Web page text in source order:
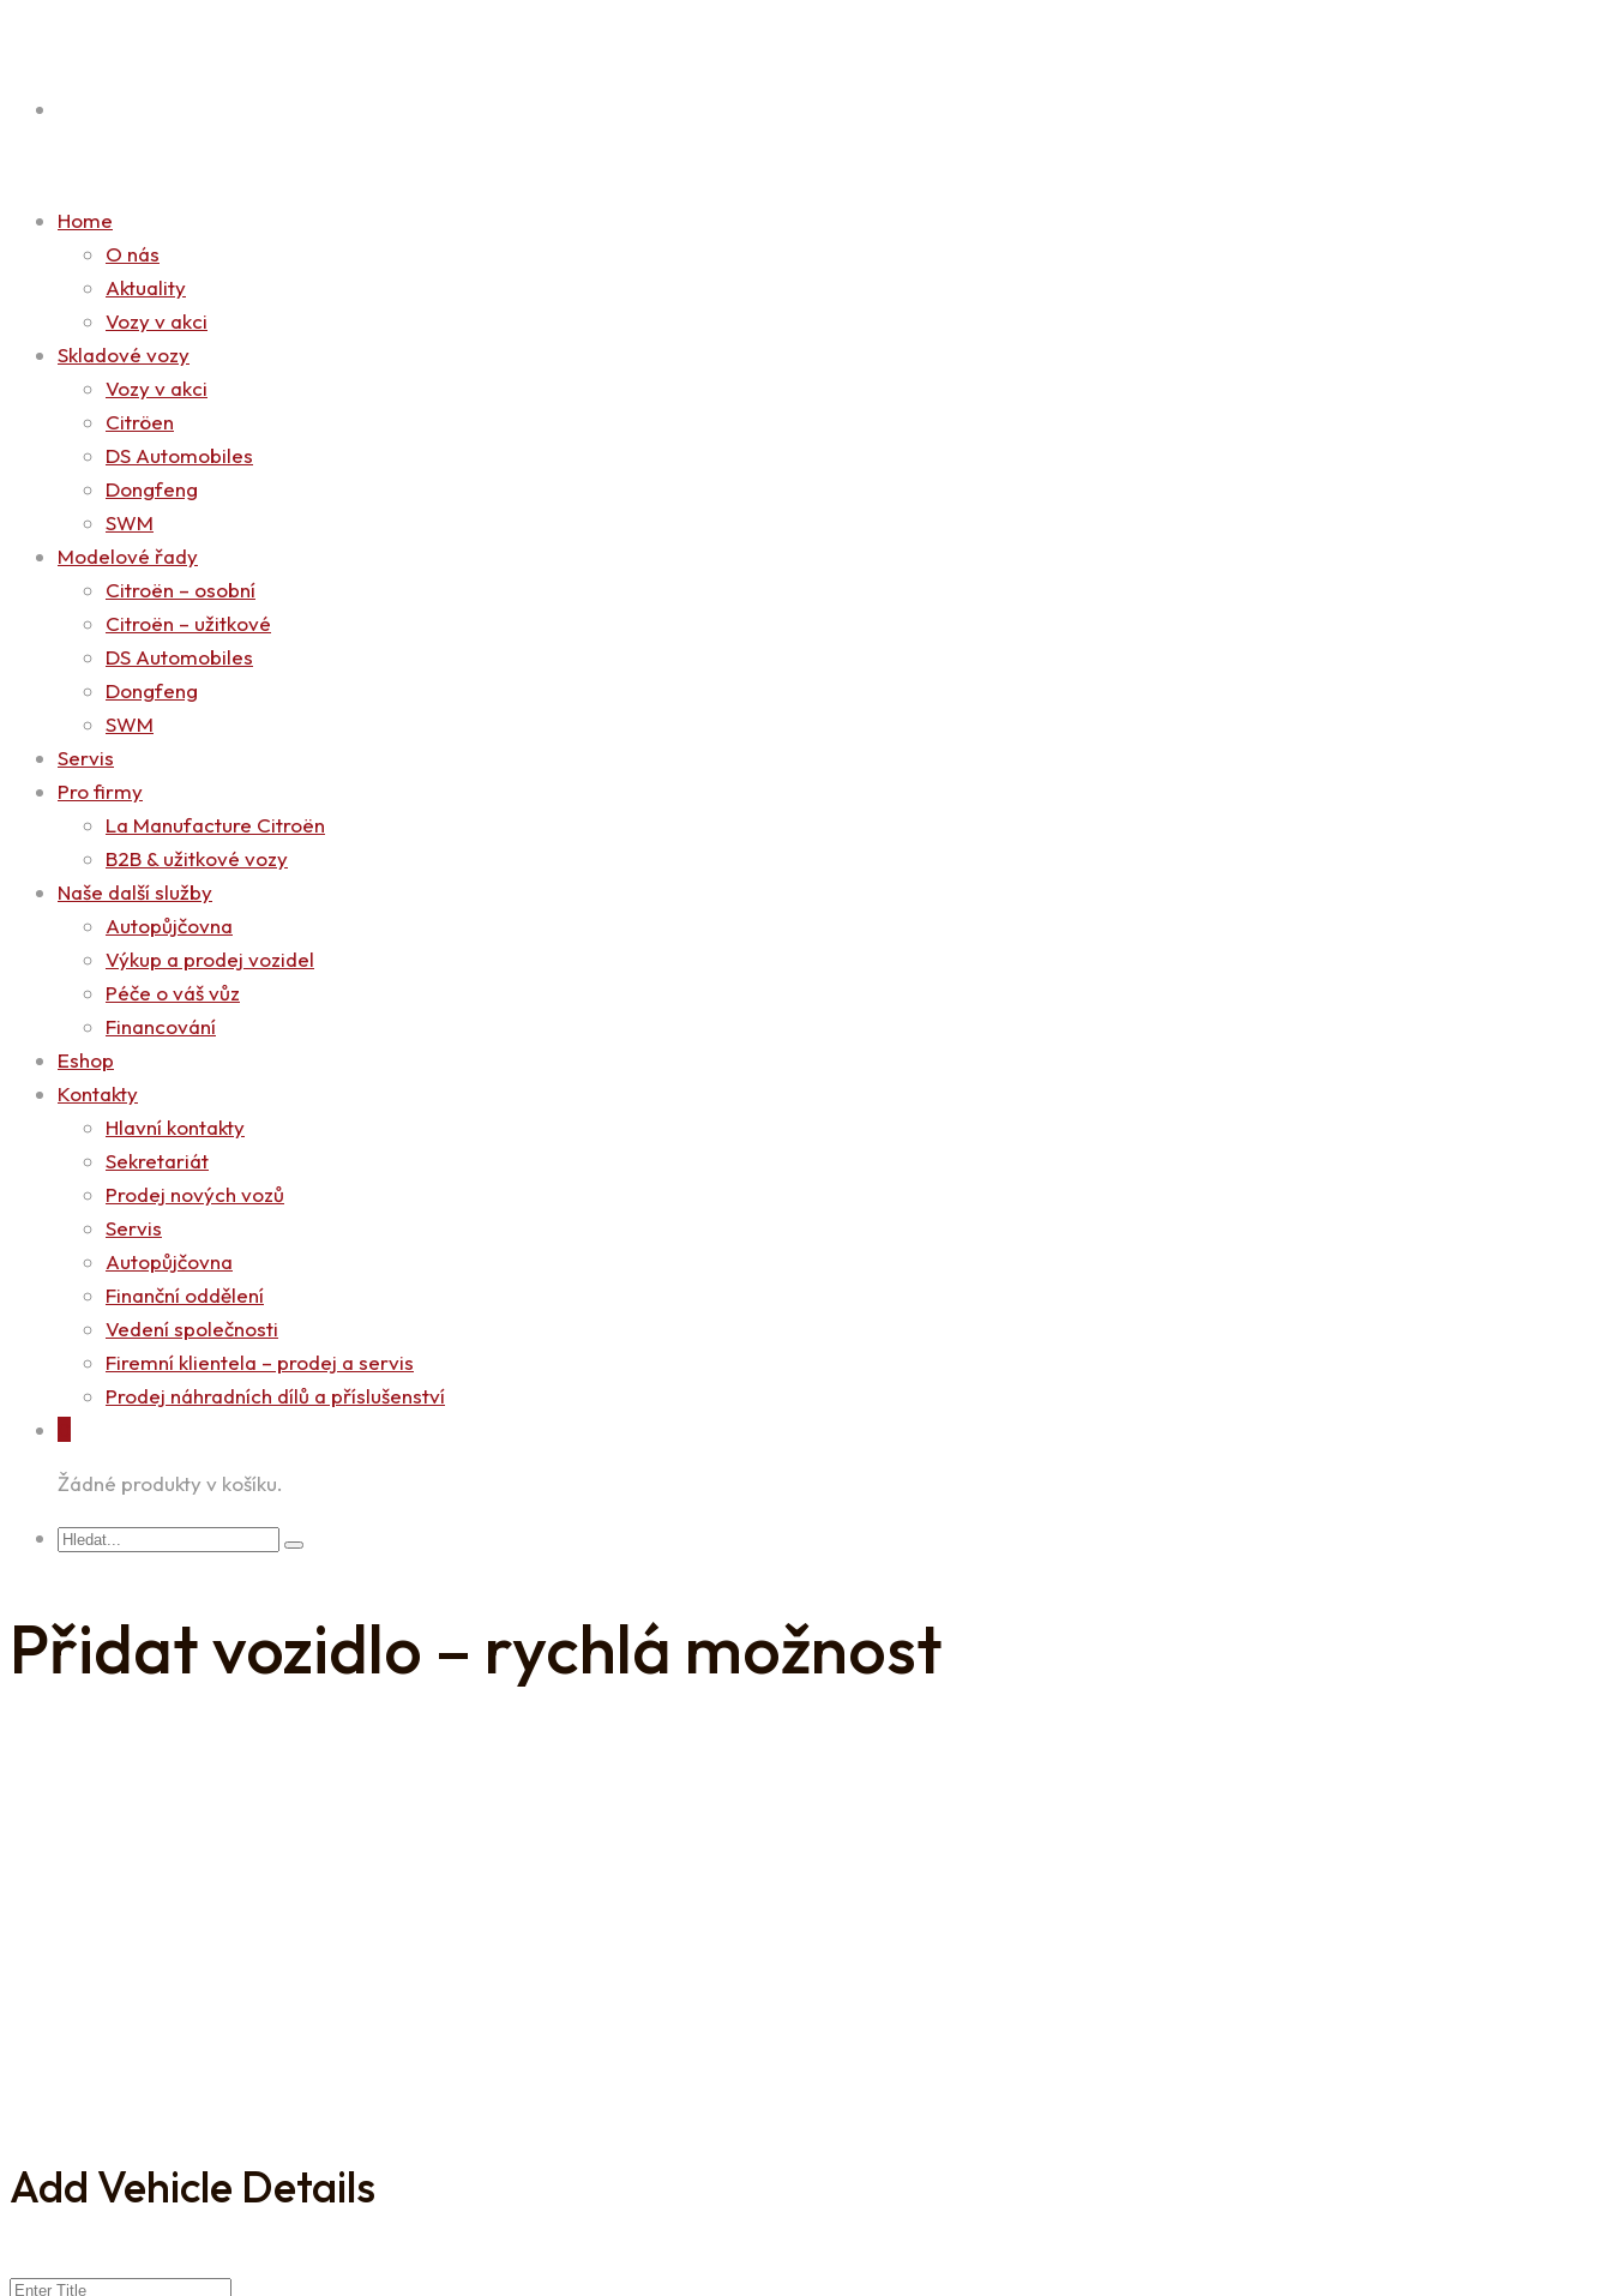
Home
O nás
Aktuality
Vozy v akci
Skladové vozy
Vozy v akci
Citröen
DS Automobiles
Dongfeng
SWM
Modelové řady
Citroën – osobní
Citroën – užitkové
DS Automobiles
Dongfeng
SWM
Servis
Pro firmy
La Manufacture Citroën
B2B & užitkové vozy
Naše další služby
Autopůjčovna
Výkup a prodej vozidel
Péče o váš vůz
Financování
Eshop
Kontakty
Hlavní kontakty
Sekretariát
Prodej nových vozů
Servis
Autopůjčovna
Finanční oddělení
Vedení společnosti
Firemní klientela – prodej a servis
Prodej náhradních dílů a příslušenství
Žádné produkty v košíku.
Přidat vozidlo – rychlá možnost
Add Vehicle Details